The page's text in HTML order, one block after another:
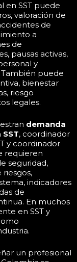
en SST puede
valoración de
de
a
de
pausas activas,
y
puede
bienestar
riesgo
legales.
demanda
, coordinador
y coordinador
requieren
seguridad,
indicadores
de
En muchos
en SST y
un profesional